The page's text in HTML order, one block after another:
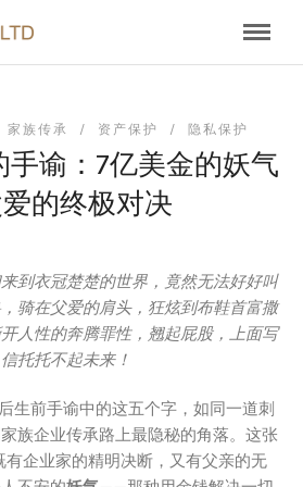
家族传承 / 资产保护 / 隐私保护
手谕：7亿美金的妖气
的终极对决
到衣冠楚楚的世界，竟然无法好好叫
骑在父爱的肩头，狂炫到布鞋首富撒
人性的奔腾罪性，翘起屁股，上面写
托托不起未来！
生前手谕中的这五个字，如同一道刺
族企业传承路上最隐秘的角落。这张
企业家的精明决断，又有父亲的无